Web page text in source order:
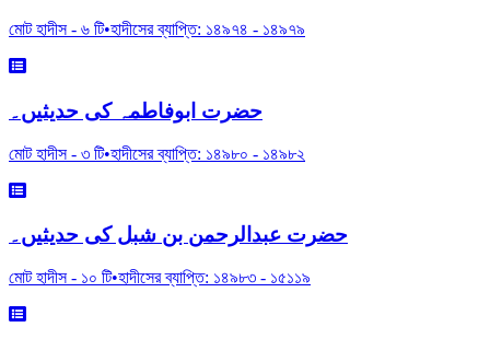
মোট হাদীস - ৬ টি•হাদীসের ব্যাপ্তি: ১৪৯৭৪ - ১৪৯৭৯
حضرت ابوفاطمہ کی حدیثیں۔
মোট হাদীস - ৩ টি•হাদীসের ব্যাপ্তি: ১৪৯৮০ - ১৪৯৮২
حضرت عبدالرحمن بن شبل کی حدیثیں۔
মোট হাদীস - ১০ টি•হাদীসের ব্যাপ্তি: ১৪৯৮৩ - ১৫১১৯